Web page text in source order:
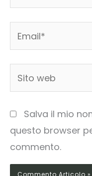
Email*
Sito
web
Salva il mio
questo browser
commento.